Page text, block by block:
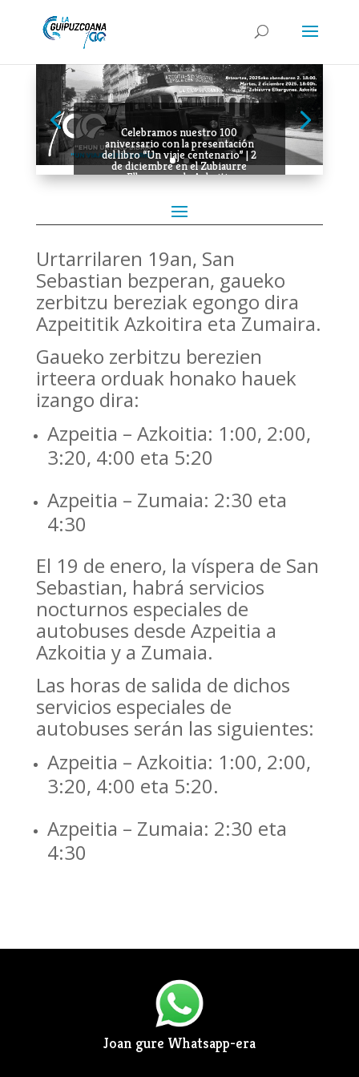
Celebramos nuestro 100
aniversario con la presentación
del libro “Un viaje centenario” | 2
de diciembre en el Zubiaurre
Elkargunea de Azkoitia
Urtarrilaren 19an, San
Sebastian bezperan, gaueko
zerbitzu bereziak egongo dira
Azpeititik Azkoitira eta Zumaira.
Gaueko zerbitzu berezien
irteera orduak honako hauek
izango dira:
Azpeitia – Azkoitia: 1:00, 2:00,
3:20, 4:00 eta 5:20
Azpeitia – Zumaia: 2:30 eta
4:30
El 19 de enero, la víspera de San
Sebastian, habrá servicios
nocturnos especiales de
autobuses desde Azpeitia a
Azkoitia y a Zumaia.
Las horas de salida de dichos
servicios especiales de
autobuses serán las siguientes:
Azpeitia – Azkoitia: 1:00, 2:00,
3:20, 4:00 eta 5:20.
Azpeitia – Zumaia: 2:30 eta
4:30
Joan gure Whatsapp-era